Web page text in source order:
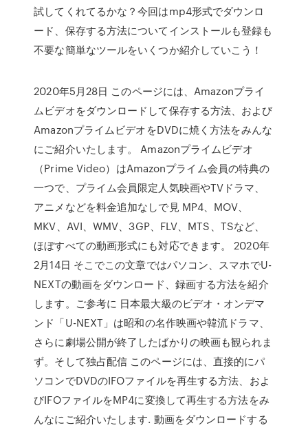
試してくれてるかな？今回はmp4形式でダウンロ
ード、保存する方法についてインストールも登録も
不要な簡単なツールをいくつか紹介していこう！
2020年5月28日 このページには、Amazonプライ
ムビデオをダウンロードして保存する方法、および
AmazonプライムビデオをDVDに焼く方法をみんな
にご紹介いたします。 Amazonプライムビデオ
（Prime Video）はAmazonプライム会員の特典の
一つで、プライム会員限定人気映画やTVドラマ、
アニメなどを料金追加なしで見 MP4、MOV、
MKV、AVI、WMV、3GP、FLV、MTS、TSなど、
ほぼすべての動画形式にも対応できます。 2020年
2月14日 そこでこの文章ではパソコン、スマホでU-
NEXTの動画をダウンロード、録画する方法を紹介
します。ご参考に 日本最大級のビデオ・オンデマ
ンド「U-NEXT」は昭和の名作映画や韓流ドラマ、
さらに劇場公開が終了したばかりの映画も観られま
ず。そして独占配信 このページには、直接的にパ
ソコンでDVDのIFOファイルを再生する方法、およ
びIFOファイルをMP4に変換して再生する方法をみ
んなにご紹介いたします. 動画をダウンロードする